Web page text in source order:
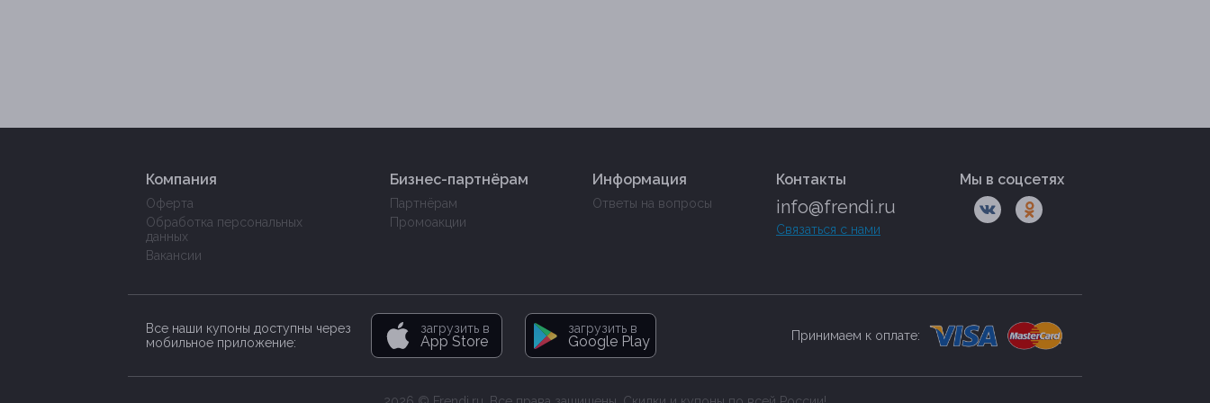
Компания
Оферта
Обработка персональных
данных
Вакансии
Бизнес-партнёрам
Партнёрам
Промоакции
Информация
Ответы на вопросы
Контакты
info@frendi.ru
Связаться с нами
Мы в соцсетях
Все наши купоны доступны через
мобильное приложение:
загрузить в
App Store
загрузить в
Google Play Принимаем к оплате: